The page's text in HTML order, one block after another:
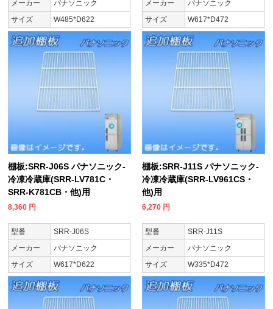
メーカー
パナソニック
サイズ
W485*D622
メーカー
パナソニック
サイズ
W617*D472
棚板:SRR-J06S パナソニック-
冷凍冷蔵庫(SRR-LV781C・
SRR-K781CB・他)用
8,360 円
型番
SRR-J06S
メーカー
パナソニック
サイズ
W617*D622
棚板:SRR-J11S パナソニック-
冷凍冷蔵庫(SRR-LV961CS・
他)用
6,270 円
型番
SRR-J11S
メーカー
パナソニック
サイズ
W335*D472